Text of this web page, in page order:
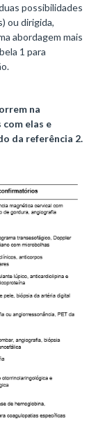
possibilidades
ou dirigida,
abordagem mais
1 para
na
elas e
da referência 2.